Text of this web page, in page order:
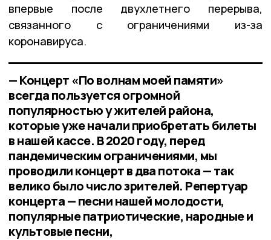
впервые после двухлетнего перерыва,
связанного с ограничениями из-за
коронавируса.
— Концерт «По волнам моей памяти»
всегда пользуется огромной
популярностью у жителей района,
которые уже начали приобретать билеты
в нашей кассе. В 2020 году, перед
пандемическим ограничениями, мы
проводили концерт в два потока — так
велико было число зрителей. Репертуар
концерта — песни нашей молодости,
популярные патриотические, народные и
культовые песни,